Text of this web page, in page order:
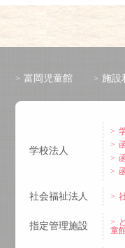
富岡児童館 施設
学校法人
社会福祉法人
指定管理施設
童